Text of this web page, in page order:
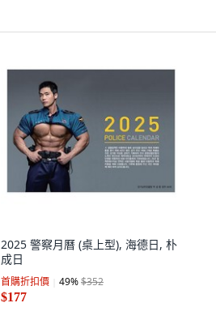
2025 警察月曆 (桌上型), 海德日, 朴
成日
首購折扣價 49%$352
$177